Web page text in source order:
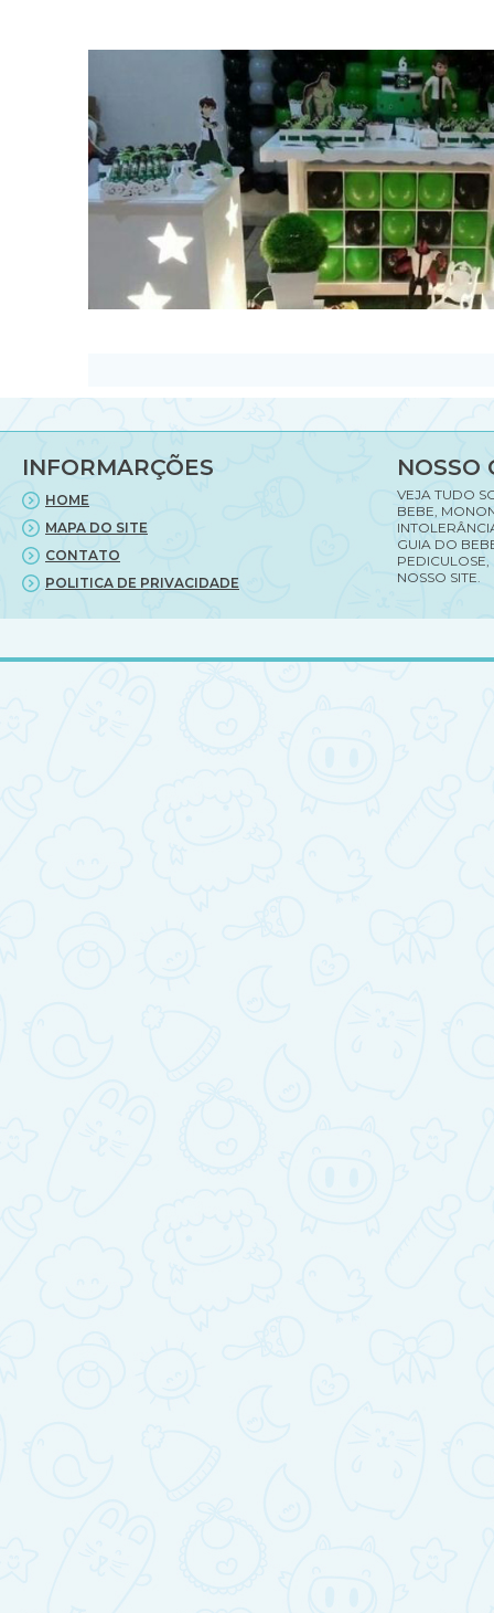
INFORMARÇÕES
HOME
MAPA DO SITE
CONTATO
POLITICA DE PRIVACIDADE
NOSSO
VEJA TUDO
BEBE,
GUIA DO
PEDICULOSE,
NOSSO SITE.